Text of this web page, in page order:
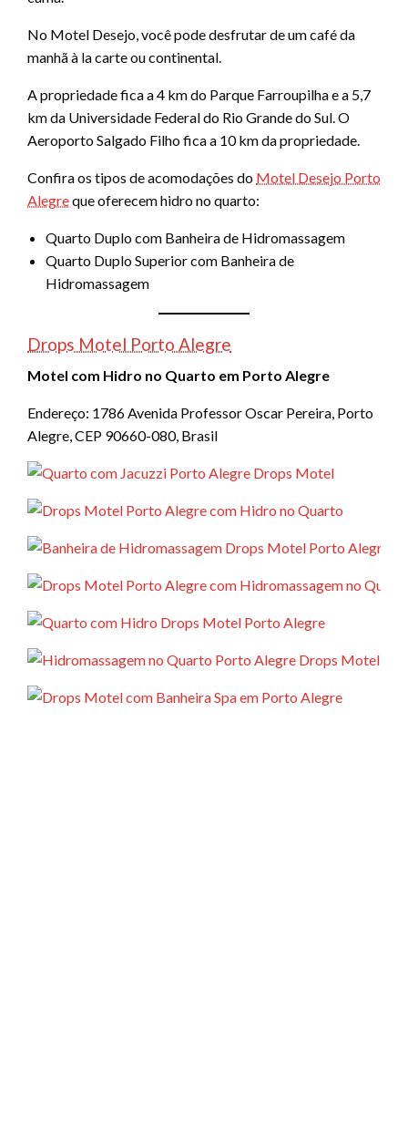
No Motel Desejo, você pode desfrutar de um café da
manhã à la carte ou continental.
A propriedade fica a 4 km do Parque Farroupilha e a 5,7
km da Universidade Federal do Rio Grande do Sul. O
Aeroporto Salgado Filho fica a 10 km da propriedade.
Confira os tipos de acomodações do Motel Desejo Porto
Alegreque oferecem hidro no quarto:
Quarto Duplo com Banheira de Hidromassagem
Quarto Duplo Superior com Banheira de
Hidromassagem
Drops Motel Porto Alegre
Motel com Hidro no Quarto em Porto Alegre
Endereço: 1786 Avenida Professor Oscar Pereira, Porto
Alegre, CEP 90660-080, Brasil